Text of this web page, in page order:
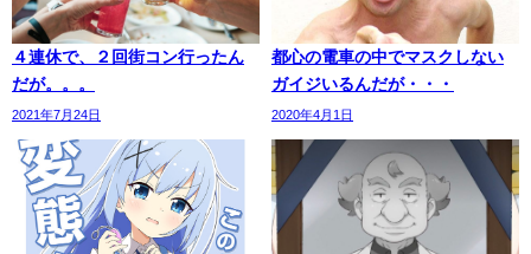
４連休で、２回街コン行ったん
だが。。。
2021年7月24日
都心の電車の中でマスクしない
ガイジいるんだが・・・
2020年4月1日